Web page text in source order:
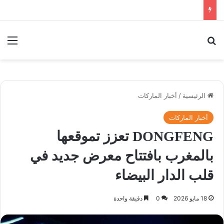
الرئيسية / أخبار الماركات
أخبار الماركات
DONGFENG تعزز تموقعها
بالمغرب بافتتاح معرض جديد في
قلب الدار البيضاء
18 مايو 2026 0 دقيقة واحدة